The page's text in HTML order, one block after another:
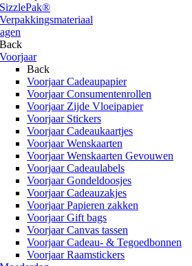
SizzlePak®
Verpakkingsmateriaal
Back
Voorjaar
Back
Voorjaar Cadeaupapier
Voorjaar Consumentenrollen
Voorjaar Zijde Vloeipapier
Voorjaar Stickers
Voorjaar Cadeaukaartjes
Voorjaar Wenskaarten
Voorjaar Wenskaarten Gevouwen
Voorjaar Cadeaulabels
Voorjaar Gondeldoosjes
Voorjaar Cadeauzakjes
Voorjaar Papieren zakken
Voorjaar Gift bags
Voorjaar Canvas tassen
Voorjaar Cadeau- & Tegoedbonnen
Voorjaar Raamstickers